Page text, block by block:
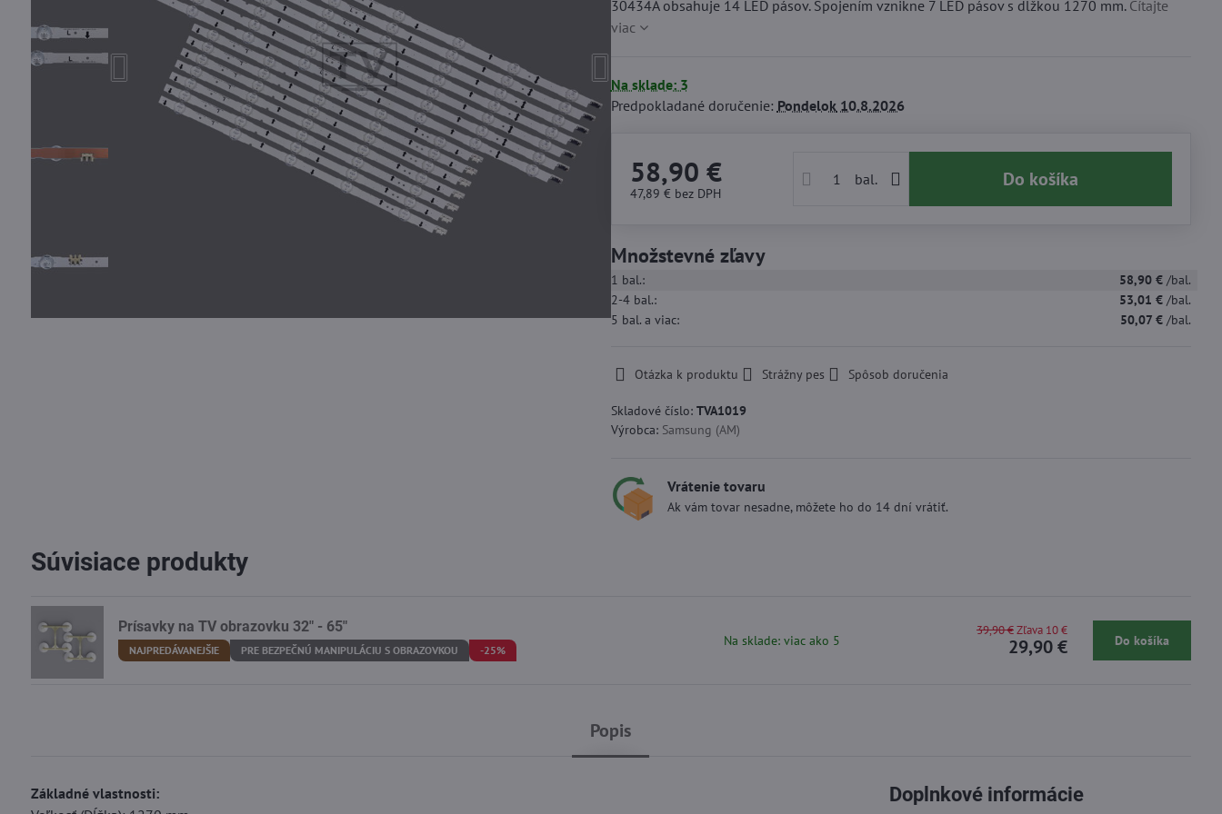
30434A obsahuje 14 LED pásov. Spojením vznikne 7 LED pásov s dĺžkou 1270 mm. Čítajte
viac
Na sklade: 3
Predpokladané doručenie: Pondelok10.8.2026
58,90 €
47,89 € bez DPH
bal. Do košíka
Množstevné zľavy
1 bal.: 58,90 € /bal.
2-4bal.: 53,01 € /bal.
5 bal.a viac: 50,07 € /bal.
Otázka k produktu Strážny pes Spôsob doručenia
Skladové číslo: TVA1019
Výrobca: Samsung (AM)
Vrátenie tovaru
Ak vám tovar nesadne, môžete ho do 14 dní vrátiť.
Popis
Základné vlastnosti:
Doplnkové informácie
Súvisiace produkty
Prísavky na TV obrazovku 32" - 65"
NAJPREDÁVANEJŠIE PRE BEZPEČNÚ MANIPULÁCIU S OBRAZOVKOU -25%
Na sklade: viac ako 5 29,90 €
39,90 € Zľava 10 €
Do košíka